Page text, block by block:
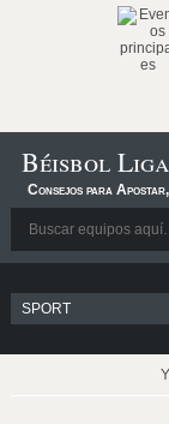
Béisbol
Consejos para